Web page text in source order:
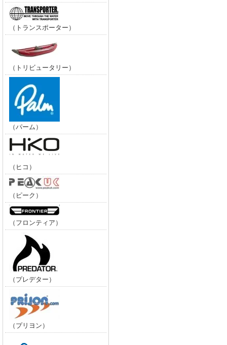
（トランスポーター）
（トリビュータリー）
（パーム）
（ヒコ）
（ピーク）
（フロンティア）
（プレデター）
（プリヨン）